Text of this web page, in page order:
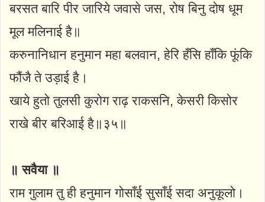
बरसत बारि पीर जारिये जवासे जस, रोष बिनु दोष धूम
मूल मलिनाई है॥
करुनानिधान हनुमान महा बलवान, हेरि हँसि हाँकि फूंकि
फौंजै ते उड़ाई है।
खाये हुतो तुलसी कुरोग राढ़ राकसनि, केसरी किसोर
राखे बीर बरिआई है॥३५॥
॥ सवैया ॥
राम गुलाम तु ही हनुमान गोसाँई सुसाँई सदा अनुकूलो।